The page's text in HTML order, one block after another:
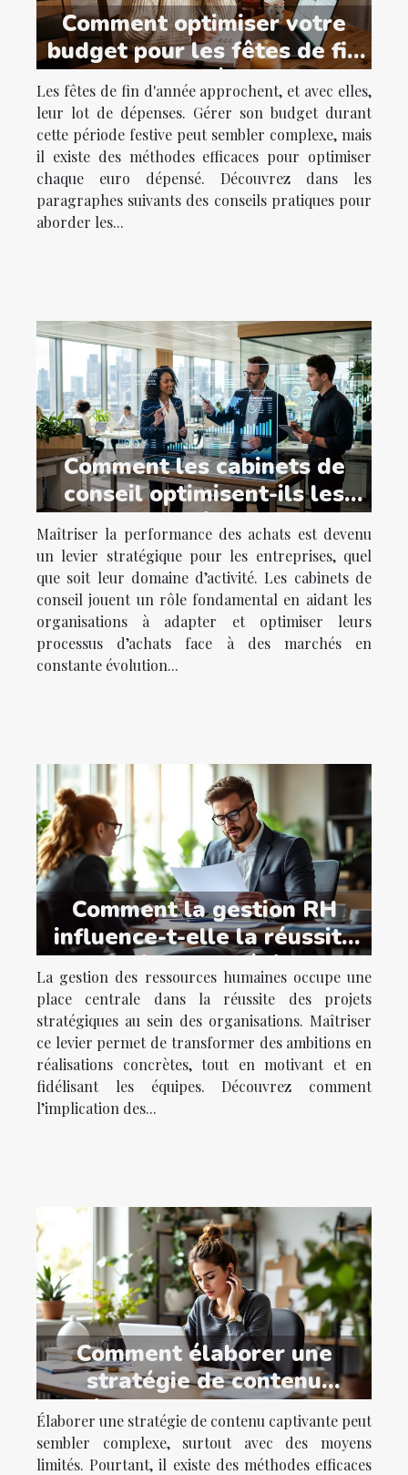
Comment optimiser votre
budget pour les fêtes de fin
d'année ?
Les fêtes de fin d'année approchent, et avec elles,
leur lot de dépenses. Gérer son budget durant
cette période festive peut sembler complexe, mais
il existe des méthodes efficaces pour optimiser
chaque euro dépensé. Découvrez dans les
paragraphes suivants des conseils pratiques pour
aborder les...
Comment les cabinets de
conseil optimisent-ils les
achats dans divers secteurs
?
Maîtriser la performance des achats est devenu
un levier stratégique pour les entreprises, quel
que soit leur domaine d’activité. Les cabinets de
conseil jouent un rôle fondamental en aidant les
organisations à adapter et optimiser leurs
processus d’achats face à des marchés en
constante évolution...
Comment la gestion RH
influence-t-elle la réussite
des projets stratégiques ?
La gestion des ressources humaines occupe une
place centrale dans la réussite des projets
stratégiques au sein des organisations. Maîtriser
ce levier permet de transformer des ambitions en
réalisations concrètes, tout en motivant et en
fidélisant les équipes. Découvrez comment
l’implication des...
Comment élaborer une
stratégie de contenu
captivante sans gros budget
?
Élaborer une stratégie de contenu captivante peut
sembler complexe, surtout avec des moyens
limités. Pourtant, il existe des méthodes efficaces